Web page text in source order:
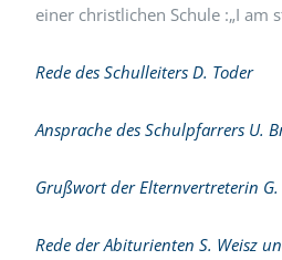
einer christlichen Schule :„I
Rede des Schulleiters D. Toder
Ansprache des Schulpfarrers U.
Grußwort der Elternvertreterin G.
Rede der Abiturienten S. Weisz